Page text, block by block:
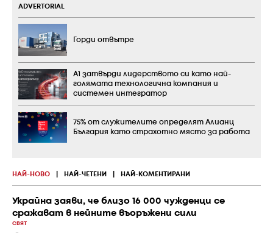
НАЙ-НОВО НАЙ-ЧЕТЕНИ НАЙ-КОМЕНТИРАНИ
Украйна заяви, че близо 16 000 чужденци се
сражават в нейните въоръжени сили
СВЯТ
ADVERTORIAL
Горди отвътре
А1 затвърди лидерството си като най-
голямата технологична компания и
системен интегратор
75% от служителите определят Алианц
България като страхотно място за работа